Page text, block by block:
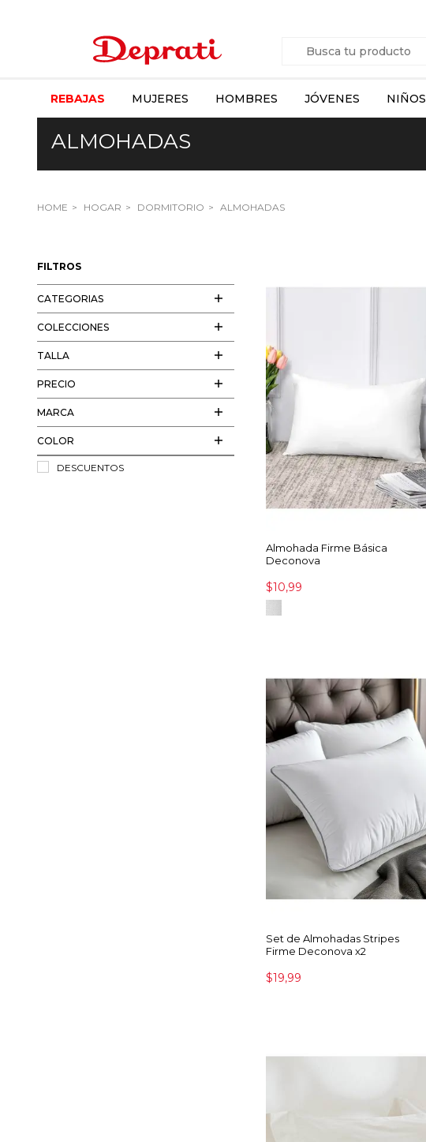
REBAJAS MUJERES HOMBRES JÓVENES NIÑOS
ALMOHADAS
HOME HOGAR DORMITORIO ALMOHADAS
FILTROS
CATEGORIAS
COLECCIONES
TALLA
PRECIO
MARCA
COLOR
DESCUENTOS
Almohada Firme Básica
Deconova
$10,99
Set de Almohadas Stripes
Firme Deconova x2
$19,99